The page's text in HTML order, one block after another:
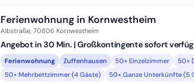
Ferienwohnung in Kornwestheim
Albstraße, 70806 Kornwestheim
Angebot in 30 Min. | Großkontingente sofort
Ferienwohnung Zuffenhausen 50× Einzelzimmer
50×
50× Mehrbettzimmer (4 Gäste)
50× Ganze Unterkünfte (5